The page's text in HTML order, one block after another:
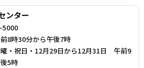
ンター
5000
8時30分から午後7時
・祝日・12月29日から12月31日 午前9
5時